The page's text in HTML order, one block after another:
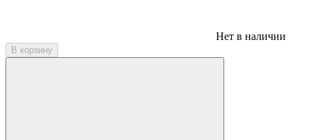
Нет в наличии
В корзину